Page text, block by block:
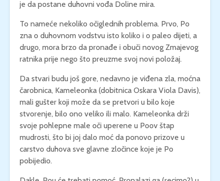
je da postane duhovni vođa Doline mira.
To nameće nekoliko očiglednih problema. Prvo, Po
zna o duhovnom vodstvu isto koliko i o paleo dijeti, a
drugo, mora brzo da pronađe i obuči novog Zmajevog
ratnika prije nego što preuzme svoj novi položaj.
Da stvari budu još gore, nedavno je viđena zla, moćna
čarobnica, Kameleonka (dobitnica Oskara Viola Davis),
mali gušter koji može da se pretvori u bilo koje
stvorenje, bilo ono veliko ili malo. Kameleonka drži
svoje pohlepne male oči uperene u Poov štap
mudrosti, što bi joj dalo moć da ponovo prizove u
carstvo duhova sve glavne zločince koje je Po
pobijedio.